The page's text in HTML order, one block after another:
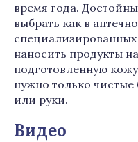
время года.
выбрать как в
наносить продукты
подготовленную
нужно только
или руки.
Видео